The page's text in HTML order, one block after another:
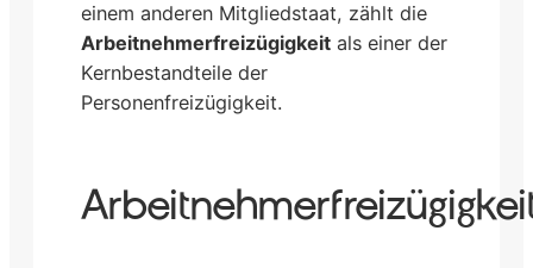
einem anderen Mitgliedstaat, zählt die
Arbeitnehmerfreizügigkeit als einer der
Kernbestandteile der
Personenfreizügigkeit.